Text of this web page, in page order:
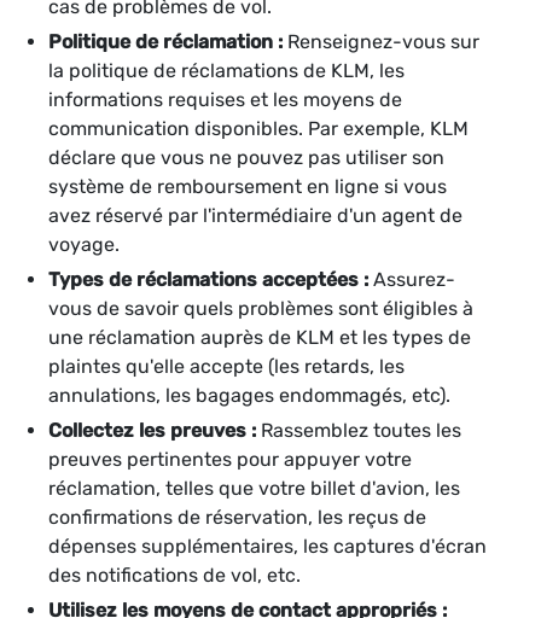
cas de problèmes de vol.
Politique de réclamation : Renseignez-vous sur
la politique de réclamations de KLM, les
informations requises et les moyens de
communication disponibles. Par exemple, KLM
déclare que vous ne pouvez pas utiliser son
système de remboursement en ligne si vous
avez réservé par l'intermédiaire d'un agent de
voyage.
Types de réclamations acceptées : Assurez-
vous de savoir quels problèmes sont éligibles à
une réclamation auprès de KLM et les types de
plaintes qu'elle accepte (les retards, les
annulations, les bagages endommagés, etc).
Collectez les preuves : Rassemblez toutes les
preuves pertinentes pour appuyer votre
réclamation, telles que votre billet d'avion, les
confirmations de réservation, les reçus de
dépenses supplémentaires, les captures d'écran
des notifications de vol, etc.
Utilisez les moyens de contact appropriés :